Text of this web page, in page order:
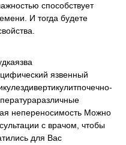
способствует
И тогда будете
язвенный
непереносимость Можно
с врачом, чтобы
для Вас